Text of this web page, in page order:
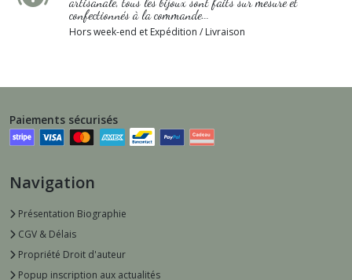
confectionnés à la commande...
Hors week-end et Expédition / Livraison
Paiements sécurisés
Navigation
Présentation Biographie
CGV & Délais
Propriété Droit d'auteur
Popup inscription aux actualités